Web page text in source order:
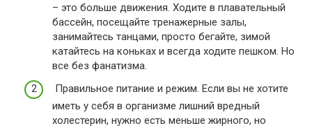
– это больше движения. Ходите в плавательный
бассейн, посещайте тренажерные залы,
занимайтесь танцами, просто бегайте, зимой
катайтесь на коньках и всегда ходите пешком. Но
все без фанатизма.
Правильное питание и режим. Если вы не хотите
иметь у себя в организме лишний вредный
холестерин, нужно есть меньше жирного, но